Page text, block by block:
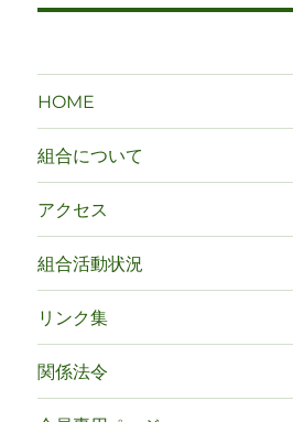
ゲ
ー
シ
ョ
ン
HOME
組合について
アクセス
組合活動状況
リンク集
関係法令